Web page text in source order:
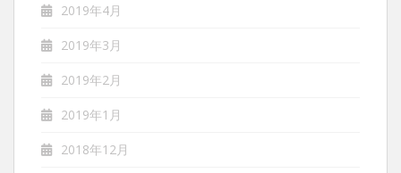
2019年4月
2019年3月
2019年2月
2019年1月
2018年12月